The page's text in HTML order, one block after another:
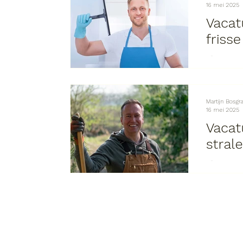
16 mei 2025
📍
Martijn
16 mei 2025